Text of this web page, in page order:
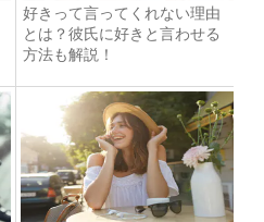
好きって言ってくれない理由
とは？彼氏に好きと言わせる
方法も解説！